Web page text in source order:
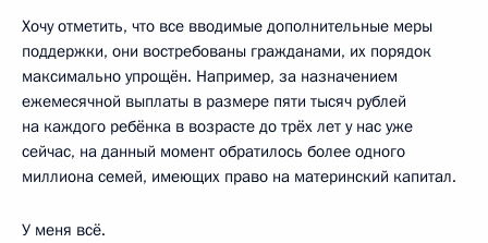
Хочу отметить, что все вводимые дополнительные меры
поддержки, они востребованы гражданами, их порядок
максимально упрощён. Например, за назначением
ежемесячной выплаты в размере пяти тысяч рублей
на каждого ребёнка в возрасте до трёх лет у нас уже
сейчас, на данный момент обратилось более одного
миллиона семей, имеющих право на материнский капитал.
У меня всё.